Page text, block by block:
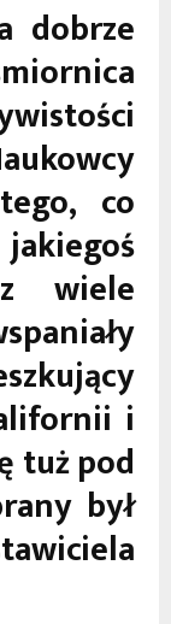
dobrze
co
wiele
i
tuż pod
był